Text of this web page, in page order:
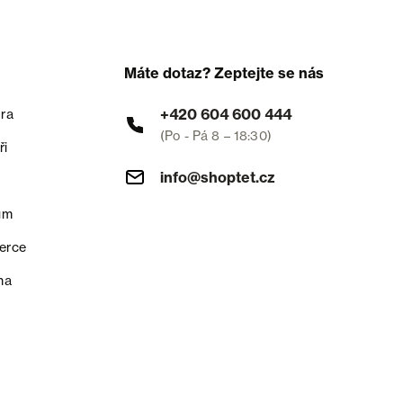
Máte dotaz? Zeptejte se nás
+420 604 600 444
(Po - Pá 8 – 18:30)
info@shoptet.cz